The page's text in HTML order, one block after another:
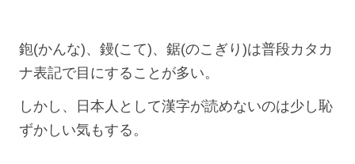
鉋(かんな)、鏝(こて)、鋸(のこぎり)は普段カタカ
ナ表記で目にすることが多い。
しかし、日本人として漢字が読めないのは少し恥
ずかしい気もする。